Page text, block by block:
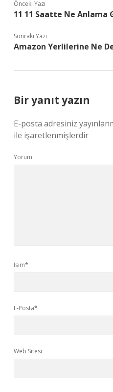
Önceki Yazı
11 11 Saatte Ne Anlama
Sonraki Yazı
Amazon Yerlilerine Ne
Bir yanıt yazın
E-posta adresiniz
ile işaretlenmişlerdir
Yorum
İsim*
E-Posta*
Web Sitesi